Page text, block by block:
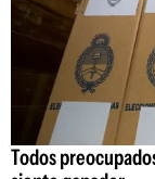
Todos